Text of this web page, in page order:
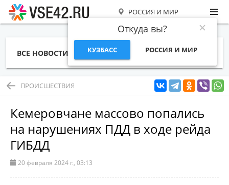
РОССИЯ И МИР
Откуда вы?
КУЗБАСС РОССИЯ И МИР
ВСЕ НОВОСТИ СТАТЬИ ТЕМЫ ФОТО
ПРОИСШЕСТВИЯ
Кемеровчане массово попались
на нарушениях ПДД в ходе рейда
ГИБДД
20 февраля 2024 г., 03:13